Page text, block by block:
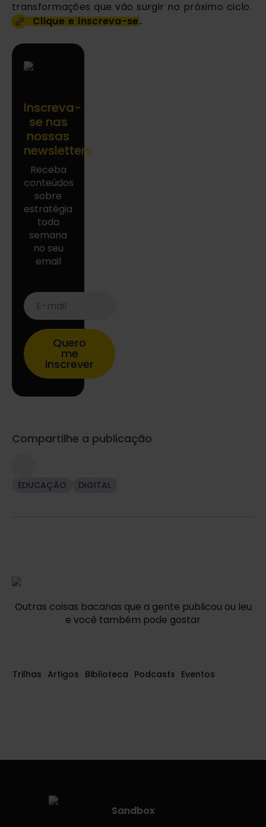
Clique e inscreva-se.
Inscreva-
se nas
nossas
newsletters
Receba
conteúdos
sobre
estratégia
toda
semana
no seu
email
E-
mail
*
Quero
me
inscrever
Compartilhe a publicação
EDUCAÇÃO DIGITAL
Outras coisas bacanas que a gente publicou ou leu
e você também pode gostar
Trilhas Artigos Biblioteca Podcasts Eventos
Sandbox